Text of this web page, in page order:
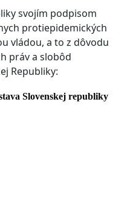
svojím podpisom
protiepidemických
vládou, a to z dôvodu
práv a slobôd
Republiky:
Slovenskej republiky